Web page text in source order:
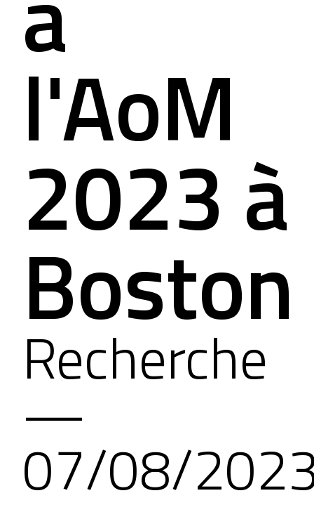
l'AoM
2023 à
Boston
Recherche
—
07/08/